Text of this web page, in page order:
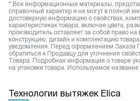
* Все информационные материалы,
справочный характер и не могут в полной
достоверную информацию о свойствах,
характеристиках товара, включая цвета,
производитель оставляет за собой право
конструкцию, дизайн и комплектацию
уведомления. Перед оформлением Заказа
обратиться к Продавцу для уточнения
Товара. Подробная информация о товаре
на упаковке товара. Используемое
Технологии вытяжек Elica